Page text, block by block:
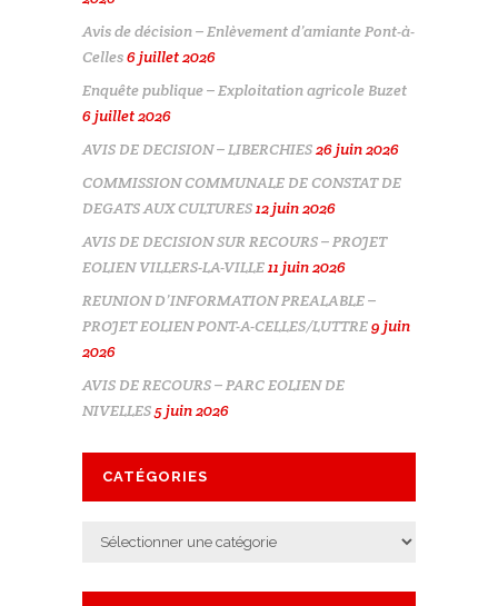
Avis de décision – Enlèvement d’amiante Pont-à-
Celles6 juillet 2026
Enquête publique – Exploitation agricole Buzet
6 juillet 2026
AVIS DE DECISION – LIBERCHIES26 juin 2026
COMMISSION COMMUNALE DE CONSTAT DE
DEGATS AUX CULTURES12 juin 2026
AVIS DE DECISION SUR RECOURS – PROJET
EOLIEN VILLERS-LA-VILLE11 juin 2026
REUNION D’INFORMATION PREALABLE –
PROJET EOLIEN PONT-A-CELLES/LUTTRE9 juin
2026
AVIS DE RECOURS – PARC EOLIEN DE
NIVELLES5 juin 2026
CATÉGORIES
Catégories